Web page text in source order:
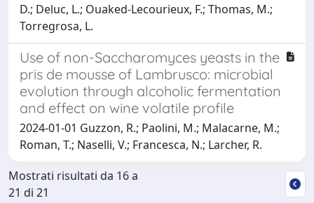
D.; Deluc, L.; Ouaked-Lecourieux, F.; Thomas, M.;
Torregrosa, L.
Use of non-Saccharomyces yeasts in the
pris de mousse of Lambrusco: microbial
evolution through alcoholic fermentation
and effect on wine volatile profile
2024-01-01 Guzzon, R.; Paolini, M.; Malacarne, M.;
Roman, T.; Naselli, V.; Francesca, N.; Larcher, R.
Mostrati risultati da 16 a
21 di 21